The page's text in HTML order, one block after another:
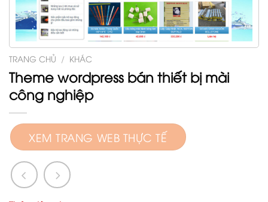
TRANG CHỦ / KHÁC
Theme wordpress bán thiết bị mài
công nghiệp
XEM TRANG WEB THỰC TẾ